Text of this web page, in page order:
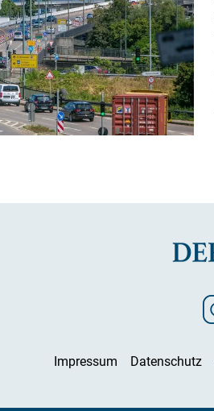
Impressum Datenschutz